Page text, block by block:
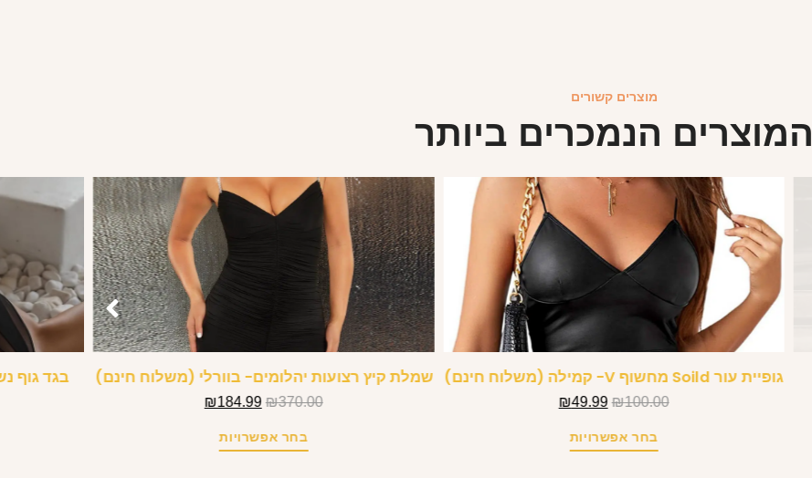
מוצרים קשורים
המוצרים הנמכרים ביותר
גופיית עור Soild מחשוף V- קמילה (משלוח חינם)
₪100.00
₪49.99
בחר אפשרויות
שמלת קיץ רצועות יהלומים- בוורלי (משלוח חינם)
₪370.00
₪184.99
בחר אפשרויות
בגד גוף